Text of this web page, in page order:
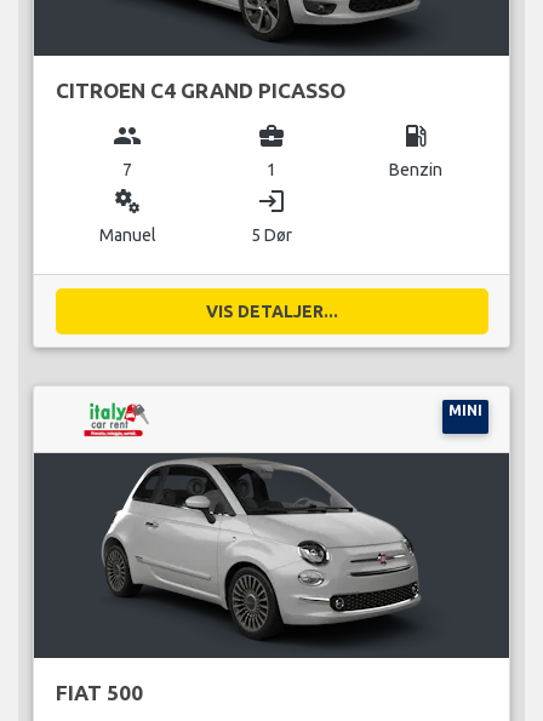
CITROEN C4 GRAND PICASSO
group
7
business_center
1
local_gas_station
Benzin
miscellaneous_services
Manuel
login
5 Dør
VIS DETALJER...
MINI
FIAT 500